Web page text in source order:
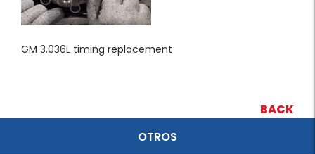
GM 3.036L timing replacement
BACK
OTROS